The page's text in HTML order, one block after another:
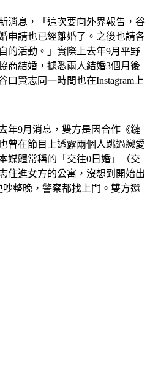
消息，「這次要向外界報告，谷
申請也已經離婚了。之後也請各
的活動。」實際上去年9月平野
商結婚，據悉兩人結婚3個月後
口賢志同一時間也在Instagram上
年9月消息，雙方是因合作《鏈
曾在節目上透露兩個人跳過戀愛
媒體常稱的「交往0日婚」（交
住進女方的公寓，沒想到開始出
整晚，警察都找上門。雙方還